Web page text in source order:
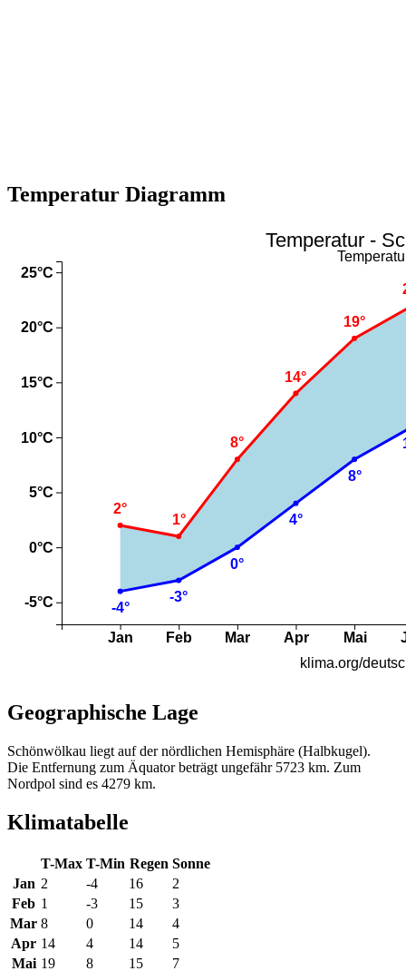
Temperatur Diagramm
Geographische Lage
Schönwölkau liegt auf der nördlichen Hemisphäre (Halbkugel).
Die Entfernung zum Äquator beträgt ungefähr 5723 km. Zum
Nordpol sind es 4279 km.
Klimatabelle
T-Max T-Min Regen Sonne
Jan 2 -4 16
2
Feb 1 -3 15
3
Mar 8 0 14
4
Apr 14 4 14
5
Mai 19 8 15 7